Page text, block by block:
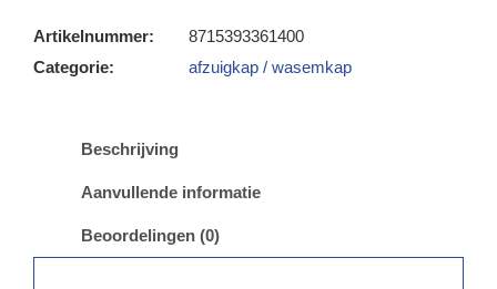
Artikelnummer:
8715393361400
Categorie:
afzuigkap / wasemkap
Beschrijving
Aanvullende informatie
Beoordelingen (0)